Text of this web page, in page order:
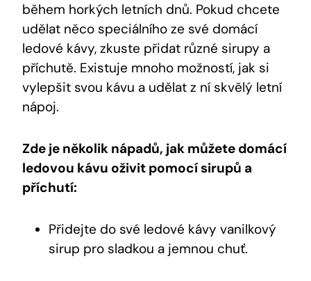
během horkých letních dnů. Pokud chcete
udělat něco speciálního ze své domácí
ledové kávy, zkuste přidat různé sirupy a
příchutě. Existuje mnoho možností, jak si
vylepšit svou kávu a udělat z ní skvělý letní
nápoj.
Zde je několik nápadů, jak můžete domácí
ledovou kávu oživit pomocí sirupů a
příchutí:
Přidejte do své ledové kávy vanilkový
sirup pro sladkou a jemnou chuť.